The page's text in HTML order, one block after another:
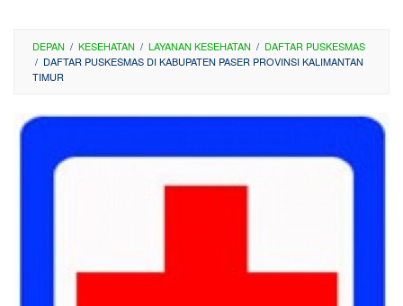
DEPAN / KESEHATAN / LAYANAN KESEHATAN / DAFTAR PUSKESMAS
/ DAFTAR PUSKESMAS DI KABUPATEN PASER PROVINSI KALIMANTAN
TIMUR